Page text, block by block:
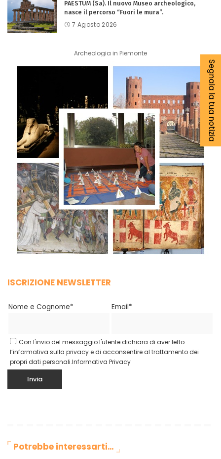
PAESTUM (Sa). Il nuovo Museo archeologico,
nasce il percorso “Fuori le mura”.
7 Agosto 2026
Archeologia in Piemonte
ISCRIZIONE NEWSLETTER
Nome e Cognome* Email*
Con l'invio del messaggio l'utente dichiara di aver letto
l’informativa sulla privacy e di acconsentire al trattamento dei
propri dati personali.Informativa Privacy
Potrebbe interessarti…
Segnala la tua notizia